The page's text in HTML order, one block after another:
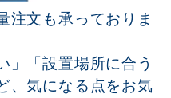
注文も承っておりま
」「設置場所に合う
、気になる点をお気